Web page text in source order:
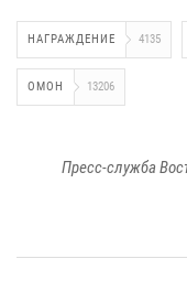
НАГРАЖДЕНИЕ 4135
ОМОН 13206
Пресс-служба